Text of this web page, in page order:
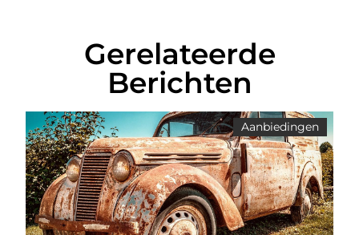
Gerelateerde
Berichten
Aanbiedingen